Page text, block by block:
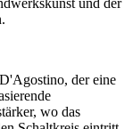
und der
der eine
wo das